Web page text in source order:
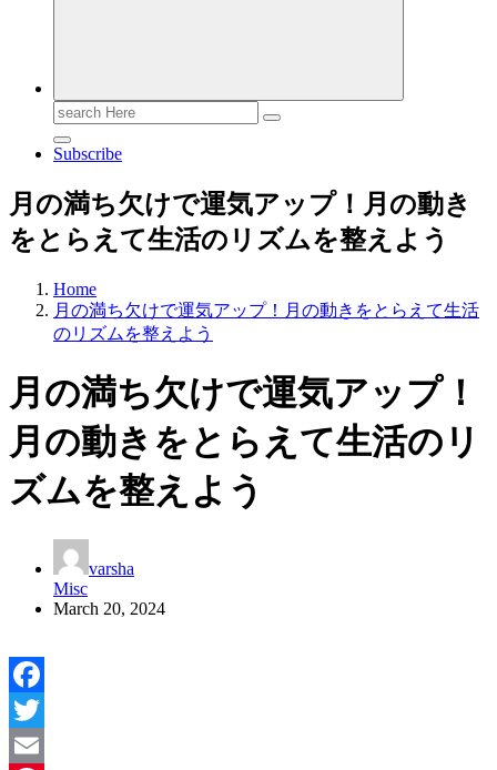
Search
for:
Subscribe
月の満ち欠けで運気アップ！月の動き
をとらえて生活のリズムを整えよう
Home
月の満ち欠けで運気アップ！月の動きをとらえて生活
のリズムを整えよう
月の満ち欠けで運気アップ！
月の動きをとらえて生活のリ
ズムを整えよう
varsha
Misc
March 20, 2024
Facebook
Twitter